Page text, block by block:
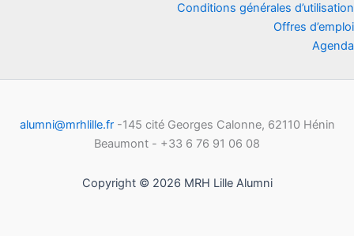
Conditions générales d’utilisation
Offres d’emploi
Agenda
alumni@mrhlille.fr-145 cité Georges Calonne, 62110 Hénin
Beaumont - +33 6 76 91 06 08
Copyright © 2026 MRH Lille Alumni